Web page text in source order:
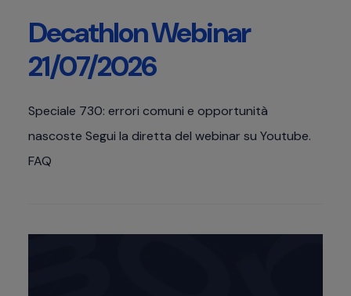
Decathlon Webinar
21/07/2026
Speciale 730: errori comuni e opportunità
nascoste Segui la diretta del webinar su Youtube.
FAQ